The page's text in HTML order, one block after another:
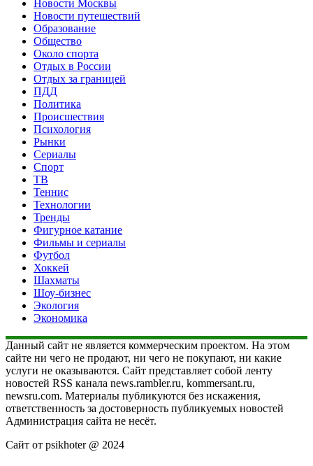
Новости Москвы
Новости путешествий
Образование
Общество
Около спорта
Отдых в России
Отдых за границей
ПДД
Политика
Происшествия
Психология
Рынки
Сериалы
Спорт
ТВ
Теннис
Технологии
Тренды
Фигурное катание
Фильмы и сериалы
Футбол
Хоккей
Шахматы
Шоу-бизнес
Экология
Экономика
Данный сайт не является коммерческим проектом. На этом
сайте ни чего не продают, ни чего не покупают, ни какие
услуги не оказываются. Сайт представляет собой ленту
новостей RSS канала news.rambler.ru, kommersant.ru,
newsru.com. Материалы публикуются без искажения,
ответственность за достоверность публикуемых новостей
Администрация сайта не несёт.
Сайт от psikhoter @ 2024